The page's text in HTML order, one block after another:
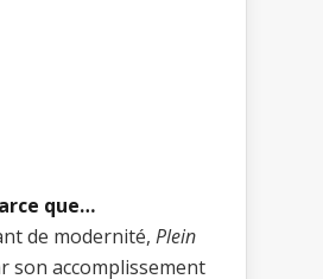
que…
de modernité, Plein
son accomplissement